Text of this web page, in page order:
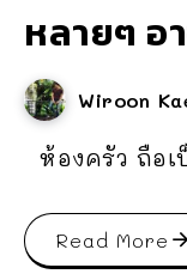
หลายๆ อ
Wiroon
ห้องครัว ถือ
Read More